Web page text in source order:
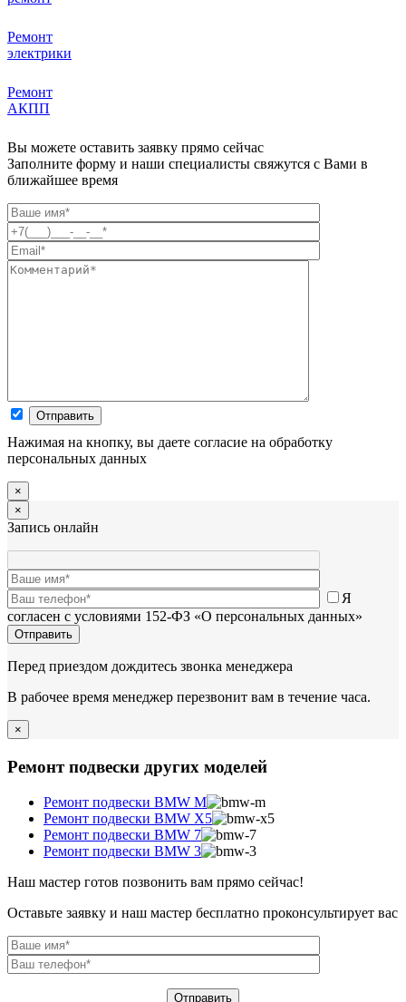
Ремонт
электрики
Ремонт
АКПП
Вы можете оставить заявку прямо сейчас
Заполните форму и наши специалисты свяжутся с Вами в
ближайшее время
Нажимая на кнопку, вы даете согласие на обработку
персональных данных
×
×
Запись онлайн
Я
согласен с условиями 152-ФЗ «О персональных данных»
Перед приездом дождитесь звонка менеджера
В рабочее время менеджер перезвонит вам в течение часа.
×
Ремонт подвески других моделей
Ремонт подвески BMW M
Ремонт подвески BMW X5
Ремонт подвески BMW 7
Ремонт подвески BMW 3
Наш мастер готов позвонить вам прямо сейчас!
Оставьте заявку и наш мастер бесплатно проконсультирует вас